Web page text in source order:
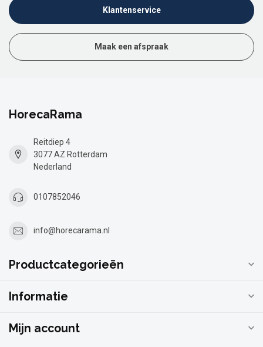
Klantenservice
Maak een afspraak
HorecaRama
Reitdiep 4
3077 AZ Rotterdam
Nederland
0107852046
info@horecarama.nl
Productcategorieën
Informatie
Mijn account